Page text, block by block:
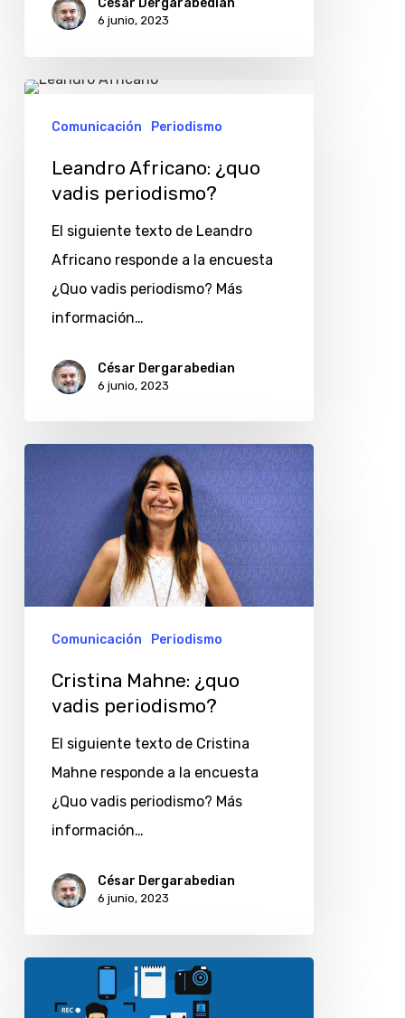
César Dergarabedian
6 junio, 2023
Leandro
Africano:
vadis
Comunicación Periodismo
Leandro Africano: ¿quo
vadis periodismo?
El siguiente texto de Leandro
Africano responde a la encuesta
¿Quo vadis periodismo? Más
información…
César Dergarabedian
6 junio, 2023
periodismo?
Comunicación Periodismo
Cristina Mahne: ¿quo
vadis periodismo?
El siguiente texto de Cristina
Mahne responde a la encuesta
¿Quo vadis periodismo? Más
información…
César Dergarabedian
6 junio, 2023
vadis